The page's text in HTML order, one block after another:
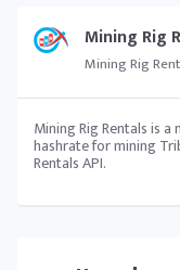
Mining Rig
Mining Rig
Mining Rig Rentals is
hashrate for mining
Rentals API.